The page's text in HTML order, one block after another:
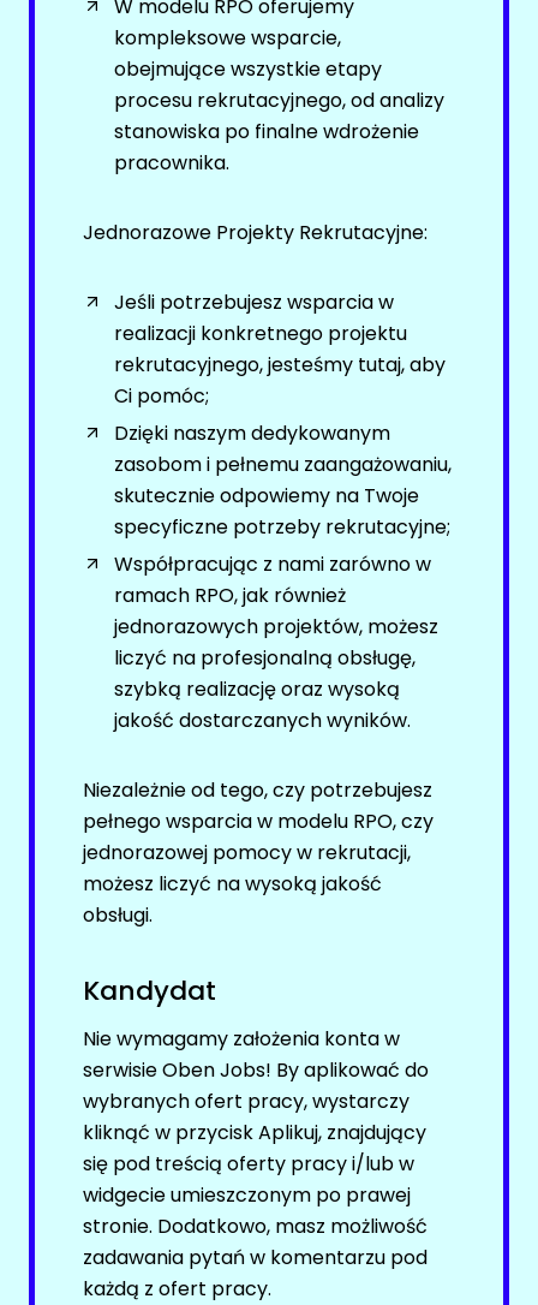
Kanały social media
Newsletter
TURYSTYKA
Kanały social media
WETERYNARIA
Oferty pracy
Kanały social media
Newsletter
POZOSTAŁE KATEGORIE
Oferty pracy
Kanały social media
Newsletter
ADMINISTRACJA RZĄDOWA / PUBLICZNA
Oferty pracy
Kanały social media
Newsletter
BADANIA / ROZWÓJ (B+R)
Kanały social media
Newsletter
BHP / PPOŻ / OCHRONA ŚRODOWISKA
Oferty pracy
Kanały social media
Newsletter
BRANŻA KREATYWNA
Newsletter
LOTNICTWO / PORT LOTNICZY
Facebook
Kanały kategorii
Newsletter
MECHANIKA POJAZDOWA / USŁUGI WARSZTATOWE
Facebook
Kanały kategorii
Kanały ogólne
MOTORYZACJA / AUTOMOTIVE
Facebook
Discord
Kanały kategorii
Kanały ogólne
Newsletter
Facebook
LinkedIn
Discord
Kanały kategorii
Kanały ogólne
Newsletter
OPIEKA
W modelu RPO oferujemy
kompleksowe wsparcie,
obejmujące wszystkie etapy
procesu rekrutacyjnego, od analizy
stanowiska po finalne wdrożenie
pracownika.
Jednorazowe Projekty Rekrutacyjne:
Jeśli potrzebujesz wsparcia w
realizacji konkretnego projektu
rekrutacyjnego, jesteśmy tutaj, aby
Ci pomóc;
Dzięki naszym dedykowanym
zasobom i pełnemu zaangażowaniu,
skutecznie odpowiemy na Twoje
specyficzne potrzeby rekrutacyjne;
Współpracując z nami zarówno w
ramach RPO, jak również
jednorazowych projektów, możesz
liczyć na profesjonalną obsługę,
szybką realizację oraz wysoką
jakość dostarczanych wyników.
Niezależnie od tego, czy potrzebujesz
pełnego wsparcia w modelu RPO, czy
jednorazowej pomocy w rekrutacji,
możesz liczyć na wysoką jakość
obsługi.
Kandydat
Nie wymagamy założenia konta w
serwisie Oben Jobs! By aplikować do
wybranych ofert pracy, wystarczy
kliknąć w przycisk Aplikuj, znajdujący
się pod treścią oferty pracy i/lub w
widgecie umieszczonym po prawej
stronie. Dodatkowo, masz możliwość
zadawania pytań w komentarzu pod
każdą z ofert pracy.